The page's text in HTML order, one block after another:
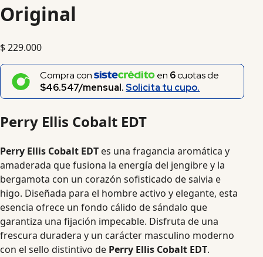
Original
$229.000
Compra con en 6cuotas de
$46.547/mensual.Solicita tu cupo.
Perry Ellis Cobalt EDT
Perry Ellis Cobalt EDT es una fragancia aromática y
amaderada que fusiona la energía del jengibre y la
bergamota con un corazón sofisticado de salvia e
higo. Diseñada para el hombre activo y elegante, esta
esencia ofrece un fondo cálido de sándalo que
garantiza una fijación impecable. Disfruta de una
frescura duradera y un carácter masculino moderno
con el sello distintivo de Perry Ellis Cobalt EDT.